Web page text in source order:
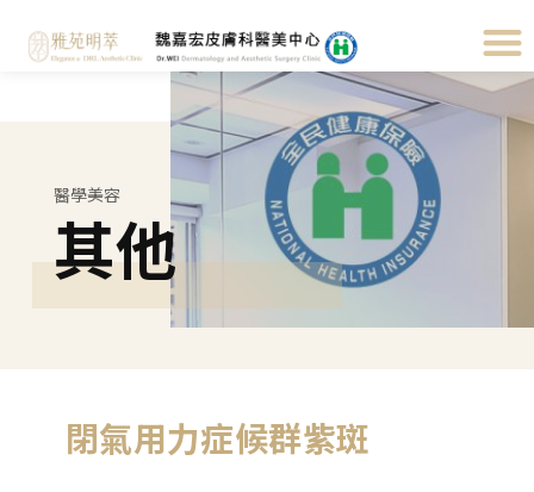
醫學美容
其他
閉氣用力症候群紫斑